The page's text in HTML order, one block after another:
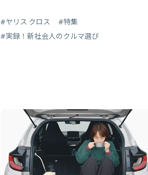
#ヤリス クロス
#特集
#実録！新社会人のクルマ選び